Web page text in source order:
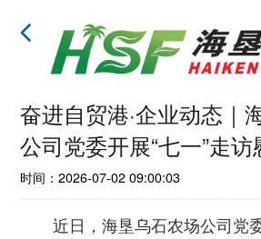
奋进自贸港·企业动态｜
公司党委开展“七一”走
时间：2026-07-02 09:00:03
近日，海垦乌石农场公司党